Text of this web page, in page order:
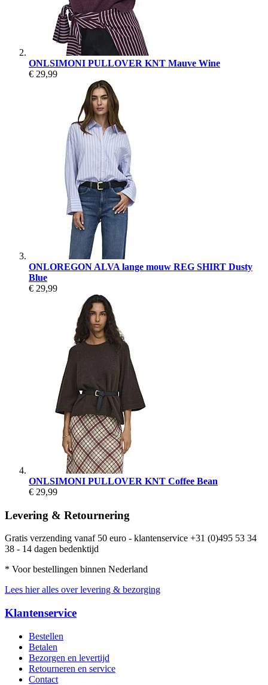
ONLSIMONI PULLOVER KNT Mauve Wine
€ 29,99
ONLOREGON ALVA lange mouw REG SHIRT Dusty
Blue
€ 29,99
ONLSIMONI PULLOVER KNT Coffee Bean
€ 29,99
Levering & Retournering
Gratis verzending vanaf 50 euro - klantenservice +31 (0)495 53 34
38 - 14 dagen bedenktijd
* Voor bestellingen binnen Nederland
Lees hier alles over levering & bezorging
Klantenservice
Bestellen
Betalen
Bezorgen en levertijd
Retourneren en service
Contact